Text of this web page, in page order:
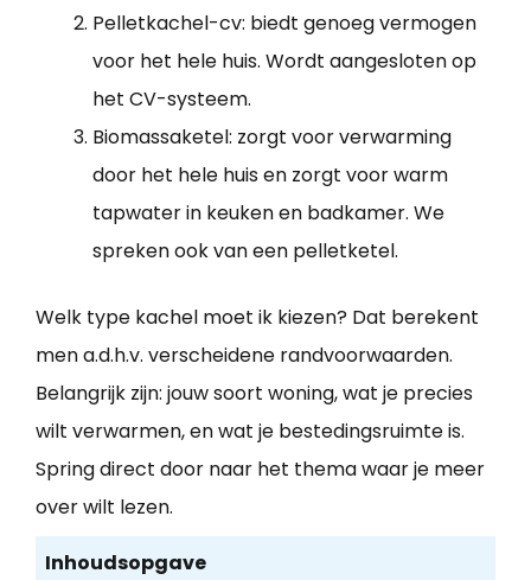
Pelletkachel-cv: biedt genoeg vermogen
voor het hele huis. Wordt aangesloten op
het CV-systeem.
Biomassaketel: zorgt voor verwarming
door het hele huis en zorgt voor warm
tapwater in keuken en badkamer. We
spreken ook van een pelletketel.
Welk type kachel moet ik kiezen? Dat berekent
men a.d.h.v. verscheidene randvoorwaarden.
Belangrijk zijn: jouw soort woning, wat je precies
wilt verwarmen, en wat je bestedingsruimte is.
Spring direct door naar het thema waar je meer
over wilt lezen.
Inhoudsopgave